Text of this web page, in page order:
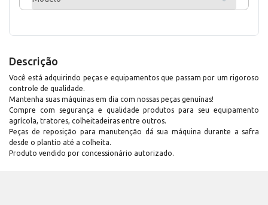
Descrição
Você está adquirindo peças e equipamentos que passam por um rigoroso
controle de qualidade.
Mantenha suas máquinas em dia com nossas peças genuínas!
Compre com segurança e qualidade produtos para seu equipamento
agrícola, tratores, colheitadeiras entre outros.
Peças de reposição para manutenção dá sua máquina durante a safra
desde o plantio até a colheita.
Produto vendido por concessionário autorizado.